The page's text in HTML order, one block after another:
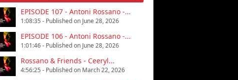
EPISODE 107 - Antoni Rossano -...
1:08:35 - Published on June 28, 2026
EPISODE 106 - Antoni Rossano -...
1:01:46 - Published on June 28, 2026
Rossano & Friends - Ceeryl...
4:56:25 - Published on March 22, 2026